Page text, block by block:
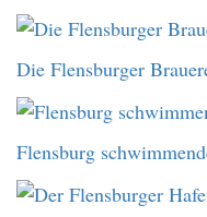
Die Flensburger
Flensburg